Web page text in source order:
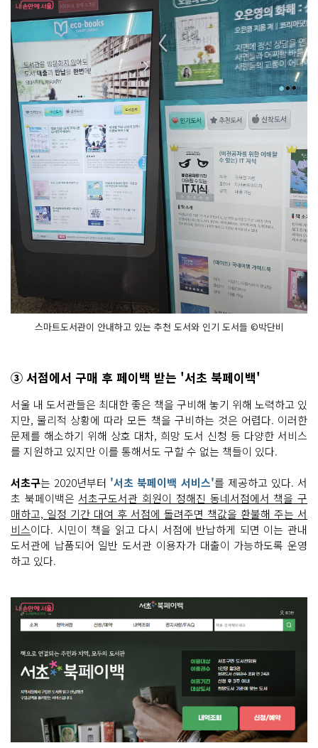
스마트도서관이 안내하고 있는 추천 도서와 인기 도서들 ©박단비
③ 서점에서 구매 후 페이백 받는 '서초 북페이백'
서울 내 도서관들은 최대한 좋은 책을 구비해 놓기 위해 노력하고 있
지만, 물리적 상황에 따라 모든 책을 구비하는 것은 어렵다. 이러한
문제를 해소하기 위해 상호 대차, 희망 도서 신청 등 다양한 서비스
를 지원하고 있지만 이를 통해서도 구할 수 없는 책들이 있다.
서초구는 2020년부터 '서초 북페이백 서비스'를 제공하고 있다. 서
초 북페이백은서초구도서관 회원이 정해진 동네서점에서 책을 구
매하고, 일정 기간 대여 후 서점에 돌려주면 책값을 환불해 주는 서
비스이다. 시민이 책을 읽고 다시 서점에 반납하게 되면 이는 관내
도서관에 납품되어 일반 도서관 이용자가 대출이 가능하도록 운영
하고 있다.